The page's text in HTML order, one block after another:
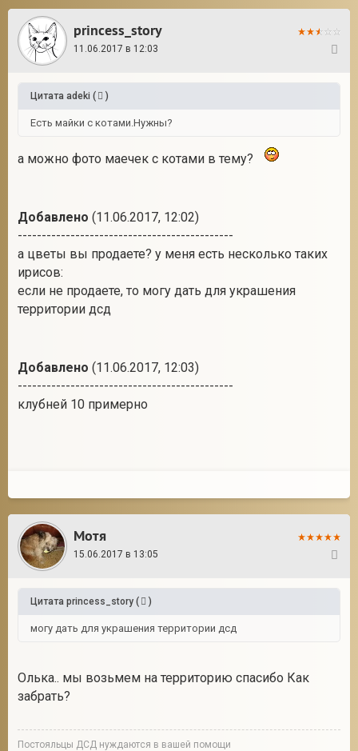
princess_story
11.06.2017 в 12:03
Цитата adeki ( )
Есть майки с котами.Нужны?
а можно фото маечек с котами в тему?
Добавлено (11.06.2017, 12:02)
---------------------------------------------
а цветы вы продаете? у меня есть несколько таких
ирисов:
если не продаете, то могу дать для украшения
территории дсд
Добавлено (11.06.2017, 12:03)
---------------------------------------------
клубней 10 примерно
Мотя
15.06.2017 в 13:05
Цитата princess_story ( )
могу дать для украшения территории дсд
Олька.. мы возьмем на территорию спасибо Как
забрать?
Постояльцы ДСД нуждаются в вашей помощи